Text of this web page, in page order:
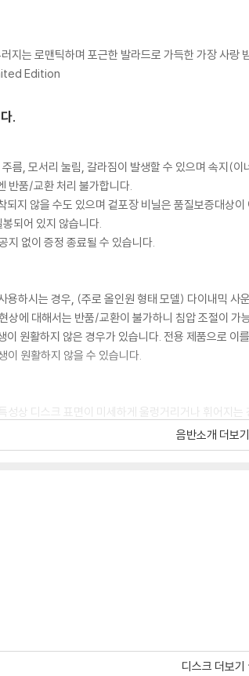
지는 로맨틱하며 포근한 발라드로 가득한 가장 사랑
Edition
.
름, 모서리 눌림, 갈라짐이 발생할 수 있으며 속지(
반품/교환 처리 불가합니다.
지 않을 수도 있으며 겉포장 비닐은 품질보증대상이
되어 있지 않습니다.
지 없이 증정 종료될 수 있습니다.
용하시는 경우, (주로 올인원 형태 모델) 다이내믹 사
상에 대해서는 반품/교환이 불가하니 침압 조절이 가
원활하지 않은 경우가 있습니다. 전용 제품으로 이
이 원활하지 않을 수 있습니다.
성상 디스크 표면이 미세하게 울렁거리거나 휘어지는
사용하시면 좀 더 안정적인 재생이 가능합니다.
재생시에도 최대한 일관되게 유지되도록 디스크 센
나 인쇄 면이 깨끗하지 않은 경우가 있으며, 이는 상
개봉 후 반품/교환이 불가합니다.
마다 색상 차이가 나는 경우도 있습니다.
염료가 섞여 얼룩과 번짐, 반점 등이 발생할 수 있습
음반소개 더보기
디스크 더보기